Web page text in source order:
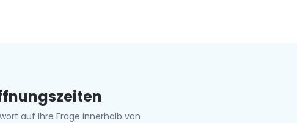
auf Ihre Frage innerhalb von